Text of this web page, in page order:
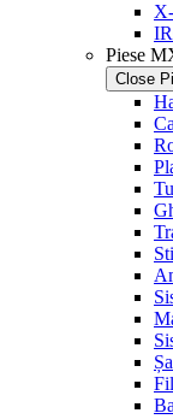
Piese
Close